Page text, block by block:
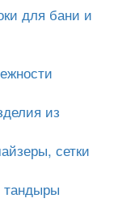
для бани и
из
сетки